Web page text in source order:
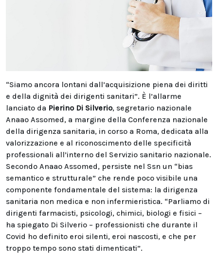
“Siamo ancora lontani dall’acquisizione piena dei diritti
e della dignità dei dirigenti sanitari”. È l’allarme
lanciato da Pierino Di Silverio, segretario nazionale
Anaao Assomed, a margine della Conferenza nazionale
della dirigenza sanitaria, in corso a Roma, dedicata alla
valorizzazione e al riconoscimento delle specificità
professionali all’interno del Servizio sanitario nazionale.
Secondo Anaao Assomed, persiste nel Ssn un “bias
semantico e strutturale” che rende poco visibile una
componente fondamentale del sistema: la dirigenza
sanitaria non medica e non infermieristica. “Parliamo di
dirigenti farmacisti, psicologi, chimici, biologi e fisici –
ha spiegato Di Silverio – professionisti che durante il
Covid ho definito eroi silenti, eroi nascosti, e che per
troppo tempo sono stati dimenticati”.